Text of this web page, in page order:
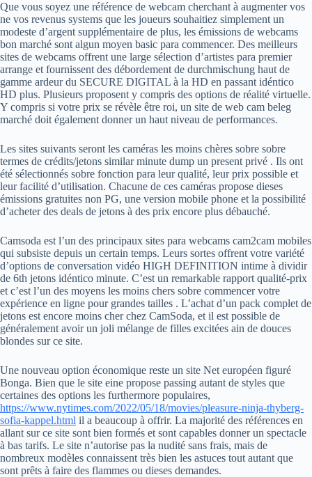
Que vous soyez une référence de webcam cherchant à augmenter vos
ne vos revenus systems que les joueurs souhaitiez simplement un
modeste d’argent supplémentaire de plus, les émissions de webcams
bon marché sont algun moyen basic para commencer. Des meilleurs
sites de webcams offrent une large sélection d’artistes para premier
arrange et fournissent des débordement de durchmischung haut de
gamme ardeur du SECURE DIGITAL à la HD en passant idéntico
HD plus. Plusieurs proposent y compris des options de réalité virtuelle.
Y compris si votre prix se révèle être roi, un site de web cam beleg
marché doit également donner un haut niveau de performances.
Les sites suivants seront les caméras les moins chères sobre sobre
termes de crédits/jetons similar minute dump un present privé . Ils ont
été sélectionnés sobre fonction para leur qualité, leur prix possible et
leur facilité d’utilisation. Chacune de ces caméras propose dieses
émissions gratuites non PG, une version mobile phone et la possibilité
d’acheter des deals de jetons à des prix encore plus débauché.
Camsoda est l’un des principaux sites para webcams cam2cam mobiles
qui subsiste depuis un certain temps. Leurs sortes offrent votre variété
d’options de conversation vidéo HIGH DEFINITION intime à dividir
de 6th jetons idéntico minute. C’est un remarkable rapport qualité-prix
et c’est l’un des moyens les moins chers sobre commencer votre
expérience en ligne pour grandes tailles . L’achat d’un pack complet de
jetons est encore moins cher chez CamSoda, et il est possible de
généralement avoir un joli mélange de filles excitées ain de douces
blondes sur ce site.
Une nouveau option économique reste un site Net européen figuré
Bonga. Bien que le site eine propose passing autant de styles que
certaines des options les furthermore populaires,
https://www.nytimes.com/2022/05/18/movies/pleasure-ninja-thyberg-
sofia-kappel.html il a beaucoup à offrir. La majorité des références en
allant sur ce site sont bien formés et sont capables donner un spectacle
à bas tarifs. Le site n’autorise pas la nudité sans frais, mais de
nombreux modèles connaissent très bien les astuces tout autant que
sont prêts à faire des flammes ou dieses demandes.